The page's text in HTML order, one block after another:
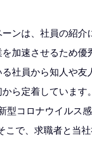
ーンは、社員の紹
加速させるため優
社員から知人や
ら定着していま
コロナウイルス
こで、求職者と当